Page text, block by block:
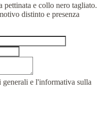
pettinata e collo nero tagliato.
distinto e presenza
e l'informativa sulla